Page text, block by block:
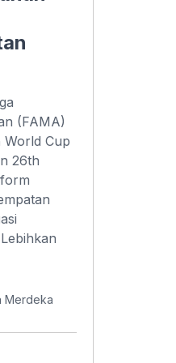
(FAMA)
World Cup
26th
Merdeka